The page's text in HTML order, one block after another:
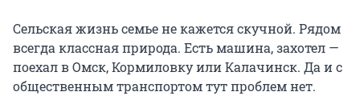
Сельская жизнь семье не кажется скучной. Рядом
всегда классная природа. Есть машина, захотел —
поехал в Омск, Кормиловку или Калачинск. Да и с
общественным транспортом тут проблем нет.